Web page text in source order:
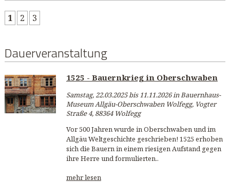
1 2 3
Dauerveranstaltung
1525 - Bauernkrieg in Oberschwaben
Samstag, 22.03.2025 bis 11.11.2026 in Bauernhaus-
Museum Allgäu-Oberschwaben Wolfegg, Vogter
Straße 4, 88364 Wolfegg
Vor 500 Jahren wurde in Oberschwaben und im
Allgäu Weltgeschichte geschrieben! 1525 erhoben
sich die Bauern in einem riesigen Aufstand gegen
ihre Herre und formulierten..
mehr lesen